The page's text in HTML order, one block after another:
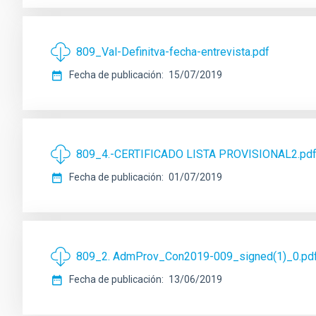
809_Val-Definitva-fecha-entrevista.pdf
Fecha de publicación 15/07/2019
809_4.-CERTIFICADO LISTA PROVISIONAL2.pdf
Fecha de publicación 01/07/2019
809_2. AdmProv_Con2019-
Fecha de publicación 13/06/2019